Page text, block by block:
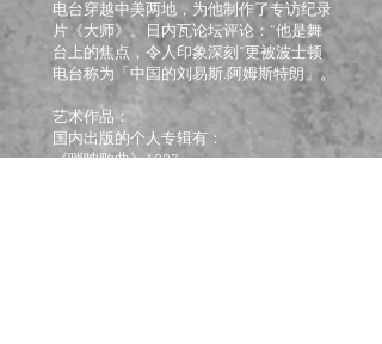
电台穿越中美两地，为他制作了专访纪录
片《大师》。日内瓦论坛评论：“他是舞
台上的焦点，令人印象深刻”更被波士顿
电台称为「中国的刘易斯.阿姆斯特朗」。
艺术作品：
国内出版的个人专辑有：
《唢呐歌曲》1987，